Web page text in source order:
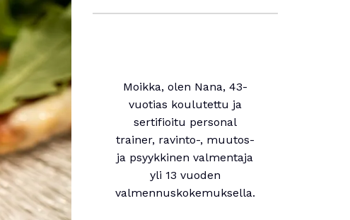
Moikka, olen Nana, 43-
vuotias koulutettu ja
sertifioitu personal
trainer, ravinto-, muutos-
ja psyykkinen valmentaja
yli 13 vuoden
valmennuskokemuksella.